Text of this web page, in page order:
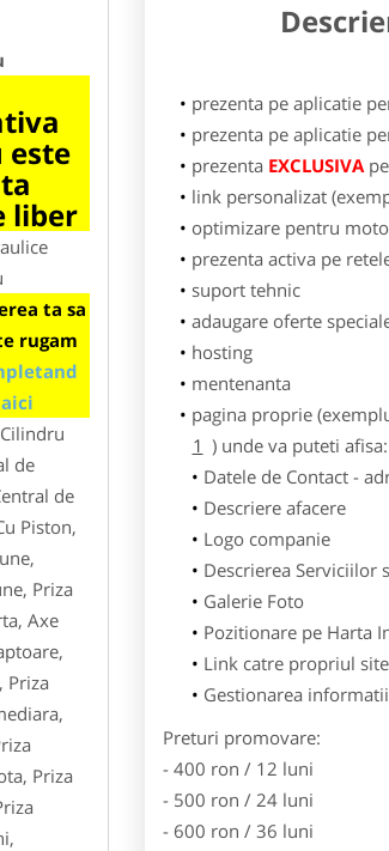
este
liber
ta sa
rugam
de
de
Piston,
Priza
Axe
Priza
Priza
prezenta pe aplicatie
prezenta pe aplicatie
prezenta EXCLUSIVA
link personalizat
optimizare pentru
prezenta activa pe
suport tehnic
adaugare oferte
hosting
mentenanta
pagina proprie
1 ) unde va puteti afisa:
Datele de Contact -
Descriere afacere
Logo companie
Descrierea Serviciilor
Galerie Foto
Pozitionare pe Harta
Link catre propriul site
Gestionarea
Preturi promovare:
- 400 ron / 12 luni
- 500 ron / 24 luni
- 600 ron / 36 luni